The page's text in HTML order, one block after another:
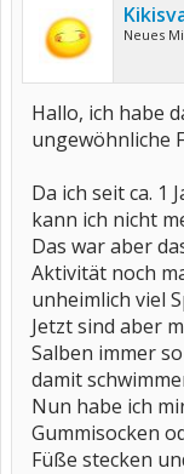
Neues
Hallo, ich habe
ungewöhnliche
Da ich seit ca. 1
kann ich nicht
Das war aber
Aktivität noch
unheimlich viel
Jetzt sind aber
Salben immer
damit
Nun habe ich
Gummisocken
Füße stecken